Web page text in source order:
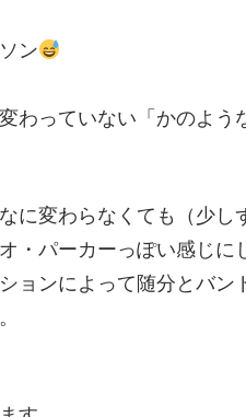
ン
わっていない「かのよう
に変わらなくても（少し
・パーカーっぽい感じに
ョンによって随分とバン